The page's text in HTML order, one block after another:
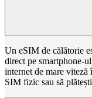
Un eSIM de călătorie
direct pe smartphone-
internet de mare viteză
SIM fizic sau să